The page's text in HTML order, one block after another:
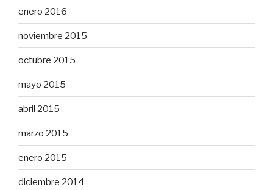
enero 2016
noviembre 2015
octubre 2015
mayo 2015
abril 2015
marzo 2015
enero 2015
diciembre 2014